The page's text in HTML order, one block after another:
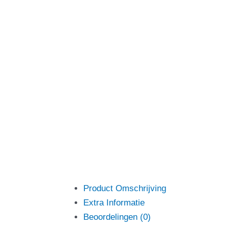
Product Omschrijving
Extra Informatie
Beoordelingen (0)